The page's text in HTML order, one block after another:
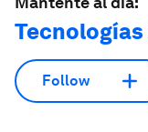
Follow